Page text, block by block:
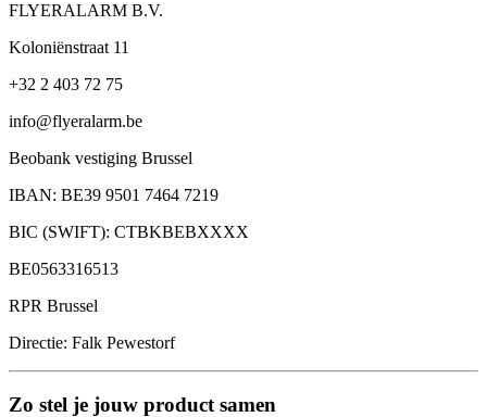
FLYERALARM B.V.
Koloniënstraat 11
+32 2 403 72 75
info@flyeralarm.be
Beobank vestiging Brussel
IBAN: BE39 9501 7464 7219
BIC (SWIFT): CTBKBEBXXXX
BE0563316513
RPR Brussel
Directie: Falk Pewestorf
Zo stel je jouw product samen